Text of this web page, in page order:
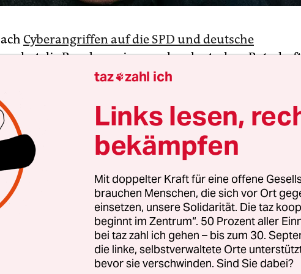
Cyberangriffen auf die SPD und deutsche
hat die Bundesregierung den deutschen
Graf Lambsdorff, für eine Woche zu
nach Berlin zurückgerufen. Das teilte eine
Amtes am Montag in Berlin mit und sprach von
Verfahren“.
Ereignis nimmt die Bundesregierung sehr ernst
unsere freiheitliche Demokratie und auch
die sie tragen.“
taz zahl ich
Links lesen,
bekämpfen
Mit doppelter Kraft für eine offene
brauchen Menschen, die sich vor Ort
einsetzen, unsere Solidarität. Die taz
beginnt im Zentrum“. 50 Prozent aller
bei taz zahl ich gehen – bis zum 30.
die linke, selbstverwaltete Orte
bevor sie verschwinden. Sind Sie dabei?